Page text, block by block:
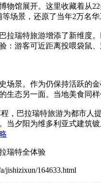
物馆展开。这里收藏着从
场景，还原了当年2万名
拉瑞特旅游增添了新维度
：游客可近距离投喂袋鼠
场景。作为仍保持活跃的
生态另一面。当地美食同
，巴拉瑞特旅游为都市
当夕阳为维多利亚式建
瑞特全体验
jishizixun/164633.html